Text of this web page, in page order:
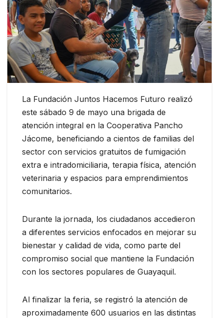
La Fundación Juntos Hacemos Futuro realizó
este sábado 9 de mayo una brigada de
atención integral en la Cooperativa Pancho
Jácome, beneficiando a cientos de familias del
sector con servicios gratuitos de fumigación
extra e intradomiciliaria, terapia física, atención
veterinaria y espacios para emprendimientos
comunitarios.
Durante la jornada, los ciudadanos accedieron
a diferentes servicios enfocados en mejorar su
bienestar y calidad de vida, como parte del
compromiso social que mantiene la Fundación
con los sectores populares de Guayaquil.
Al finalizar la feria, se registró la atención de
aproximadamente 600 usuarios en las distintas